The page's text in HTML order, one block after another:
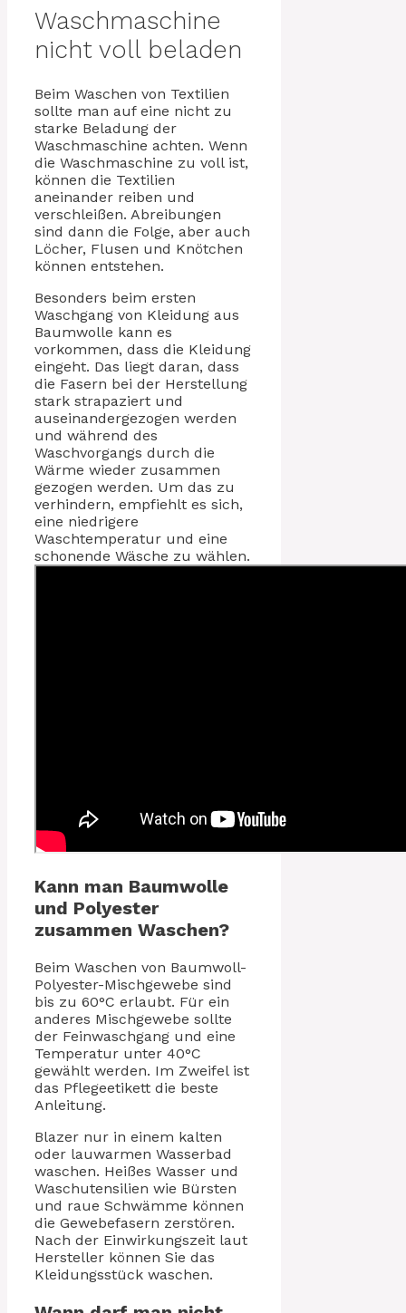
Waschmaschine
nicht voll beladen
Beim Waschen von Textilien
sollte man auf eine nicht zu
starke Beladung der
Waschmaschine achten. Wenn
die Waschmaschine zu voll ist,
können die Textilien
aneinander reiben und
verschleißen. Abreibungen
sind dann die Folge, aber auch
Löcher, Flusen und Knötchen
können entstehen.
Besonders beim ersten
Waschgang von Kleidung aus
Baumwolle kann es
vorkommen, dass die Kleidung
eingeht. Das liegt daran, dass
die Fasern bei der Herstellung
stark strapaziert und
auseinandergezogen werden
und während des
Waschvorgangs durch die
Wärme wieder zusammen
gezogen werden. Um das zu
verhindern, empfiehlt es sich,
eine niedrigere
Waschtemperatur und eine
schonende Wäsche zu wählen.
Kann man Baumwolle
und Polyester
zusammen Waschen?
Beim Waschen von Baumwoll-
Polyester-Mischgewebe sind
bis zu 60°C erlaubt. Für ein
anderes Mischgewebe sollte
der Feinwaschgang und eine
Temperatur unter 40°C
gewählt werden. Im Zweifel ist
das Pflegeetikett die beste
Anleitung.
Blazer nur in einem kalten
oder lauwarmen Wasserbad
waschen. Heißes Wasser und
Waschutensilien wie Bürsten
und raue Schwämme können
die Gewebefasern zerstören.
Nach der Einwirkungszeit laut
Hersteller können Sie das
Kleidungsstück waschen.